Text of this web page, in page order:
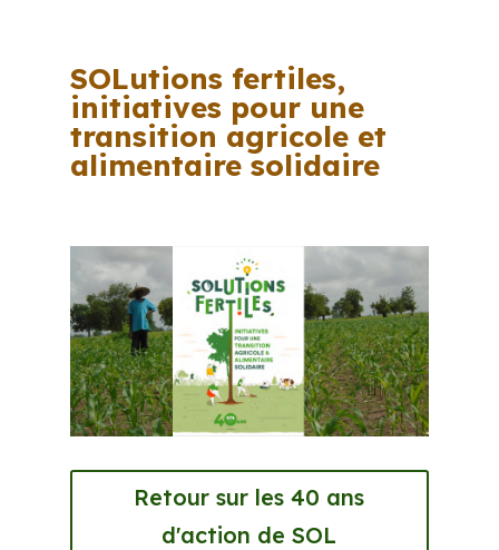
SOLutions fertiles,
initiatives pour une
transition agricole et
alimentaire solidaire
Retour sur les 40 ans
d'action de SOL